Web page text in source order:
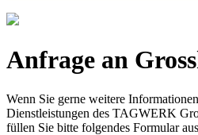
Anfrage an
Wenn Sie gerne weitere
Dienstleistungen des TAGWERK
füllen Sie bitte folgendes Formular